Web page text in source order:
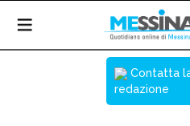
Contatta
redazione